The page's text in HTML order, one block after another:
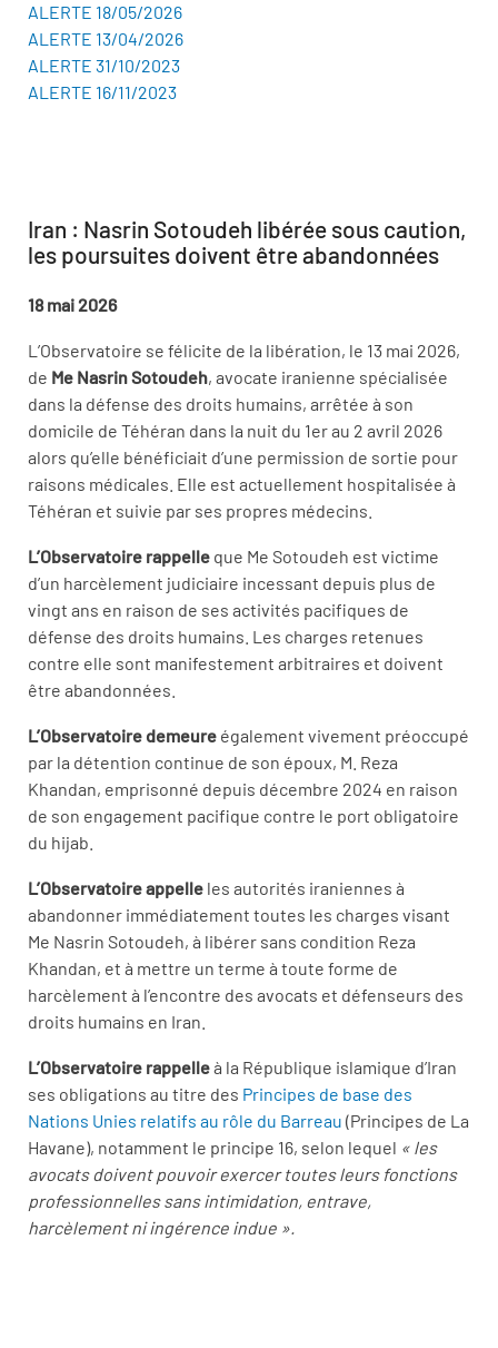
ALERTE 18/05/2026
ALERTE 13/04/2026
ALERTE 31/10/2023
ALERTE 16/11/2023
Iran : Nasrin Sotoudeh libérée sous caution,
les poursuites doivent être abandonnées
18 mai 2026
L’Observatoire se félicite de la libération, le 13 mai 2026,
de Me Nasrin Sotoudeh, avocate iranienne spécialisée
dans la défense des droits humains, arrêtée à son
domicile de Téhéran dans la nuit du 1er au 2 avril 2026
alors qu’elle bénéficiait d’une permission de sortie pour
raisons médicales. Elle est actuellement hospitalisée à
Téhéran et suivie par ses propres médecins.
L’Observatoire rappelle que Me Sotoudeh est victime
d’un harcèlement judiciaire incessant depuis plus de
vingt ans en raison de ses activités pacifiques de
défense des droits humains. Les charges retenues
contre elle sont manifestement arbitraires et doivent
être abandonnées.
L’Observatoire demeure également vivement préoccupé
par la détention continue de son époux, M. Reza
Khandan, emprisonné depuis décembre 2024 en raison
de son engagement pacifique contre le port obligatoire
du hijab.
L’Observatoire appelle les autorités iraniennes à
abandonner immédiatement toutes les charges visant
Me Nasrin Sotoudeh, à libérer sans condition Reza
Khandan, et à mettre un terme à toute forme de
harcèlement à l’encontre des avocats et défenseurs des
droits humains en Iran.
L’Observatoire rappelleà la République islamique d’Iran
ses obligations au titre des Principes de base des
Nations Unies relatifs au rôle du Barreau (Principes de La
Havane), notamment le principe 16, selon lequel « les
avocats doivent pouvoir exercer toutes leurs fonctions
professionnelles sans intimidation, entrave,
harcèlement ni ingérence indue ».